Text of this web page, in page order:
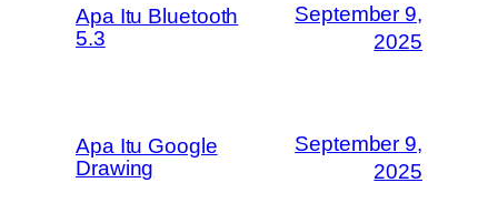
Apa Itu Bluetooth
5.3
September 9,
2025
Apa Itu Google
Drawing
September 9,
2025